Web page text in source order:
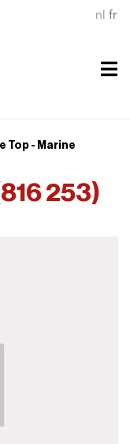
nl fr
Top - Marine
253)